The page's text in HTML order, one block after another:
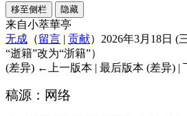
移至侧栏 隐藏
来自小萃華亭
无成 （留言 | 贡献） 2026年3月18日 (
“逝籍”改为“浙籍”）
(差异) ←上一版本 | 最后版本 (差异) |
稿源：网络